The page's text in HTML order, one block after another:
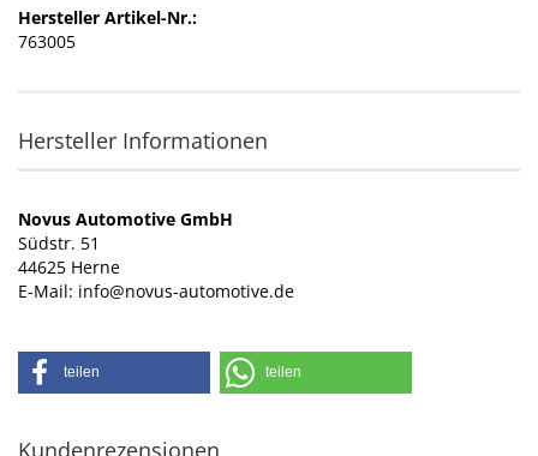
Hersteller Artikel-Nr.:
763005
Hersteller Informationen
Novus Automotive GmbH
Südstr. 51
44625 Herne
E-Mail: info@novus-automotive.de
teilen teilen